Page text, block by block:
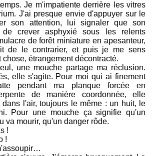
Je m'impatiente derrière les vitres
J'ai presque envie d'appuyer sur le
son attention, lui signaler que son
de crever asphyxié sous les relents
de forêt miniature en apesanteur,
de le contrarier, et puis je me sens
chose, étrangement décontracté.
une mouche partage ma réclusion.
elle s'agite. Pour moi qui ai finement
pendant ma planque forcée en
de manière coordonnée, elle
l'air, toujours le même : un huit, le
Pour une mouche ça signifie qu'un
va mourir, qu'un danger rôde.
!
!